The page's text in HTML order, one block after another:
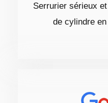
Serrurier sérieux
de cylindre